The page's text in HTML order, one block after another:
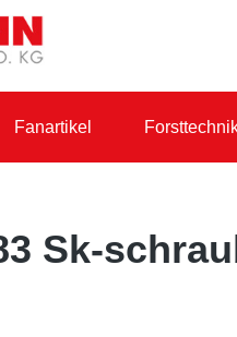
Fanartikel
Sk-